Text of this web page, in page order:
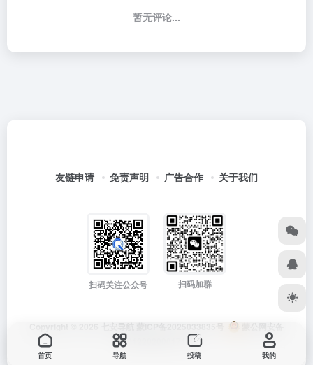
暂无评论...
友链申请 免责声明 广告合作 关于我们
扫码关注公众号 扫码加群
15012202000171号
首页 导航 投稿 我的